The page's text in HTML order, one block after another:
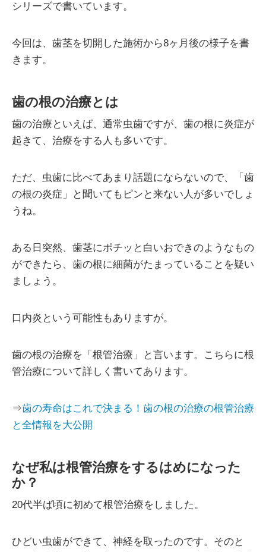
シリーズで書いています。
今回は、歯茎を切開した施術から8ヶ月後の様子を書
きます。
歯の根の治療とは
歯の治療といえば、通常虫歯ですが、歯の根に炎症が
起きて、治療をする人も多いです。
ただ、虫歯に比べてあまり話題にならないので、「歯
の根の炎症」と聞いてもピンと来ない人が多いでしょ
うね。
ある日突然、歯茎にポチッと白いおできのようなもの
ができたら、歯の根に細菌がたまっていることを疑い
ましょう。
口内炎という可能性もありますが。
歯の根の治療を「根管治療」と言います。こちらに根
管治療について詳しく書いてあります。
⇒歯の寿命はこれで決まる！歯の根の治療の根管治療
と全情報を大公開
なぜ私は根管治療をするはめになった
か？
20代半ば頃に初めて根管治療をしました。
ひどい虫歯ができて、神経を取ったのです。そのと